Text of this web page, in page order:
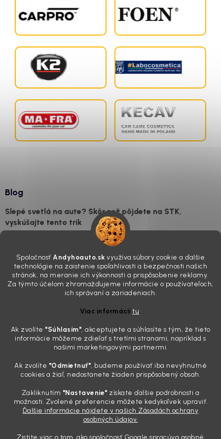
Spoločnosť Andyhoauto.sk využíva súbory cookie a ďalšie
technológie na zaistenie spoľahlivosti a bezpečnosti našich
stránok, na meranie ich výkonnosti a prispôsobenie reklamy.
Za týmto účelom zhromažďujeme informácie o používateľoch,
ich správaní a zariadeniach.
Viac informáciítu.
Ak zvolíte "Súhlasím", akceptujete a súhlasíte s tým, že tieto
informácie môžeme zdieľať s tretími stranami, napríklad s
našimi marketingovými partnermi.
Ak zvolíte "Odmietnuť", budeme používať iba nevyhnutné
cookies a žiaľ, nedostanete žiaden prispôsobený obsah.
Zakliknutím "Nastavenie" získate ďalšie podrobnosti a
možnosti. Zvolené preferencie môžete kedykoľvek upraviť.
Ďalšie informácie nájdete v našich Zásadách ochrany
osobných údajov.
Zistite viac o tom, ako spoločnosť Google spracúva osobné
Blog
Slepé svetlá na aute? Skôr než pôjdete na STK,
vyskúšajte tento trik
skutočnosti je? Často za to môžu práve „slepé“ svetlomety. Ten
mliečny, drsný povrch nie je len estetická vada. Keď slnko a soľ urobia
svoje, plexisklo začne svetlo rozptyľovať namiesto to...
Zabudnite na handru. Ak chcete mať auto naozaj čisté,
Poznáte ten moment. Vonku svieti slnko, vy sedíte v čerstvo
„upratanom“ aute, no pri pohľade na palubnú dosku vás ide poraziť. V
mriežkach ventilácie, okolo tlačidiel a v švíkoch sedačiek na vás stále
drzo pozerá prach. Handra ani vysávač tam jednodu...
Detailing nemusí stáť výplatu: 5 kúskov autokozmetiky,
31.7.2026
Sobotné ráno, káva v ruke a pred vami zaprášená kapota. Pre
niekoho nuda, pre nás najlepší relax. Lenže keď si v košíku spočítate